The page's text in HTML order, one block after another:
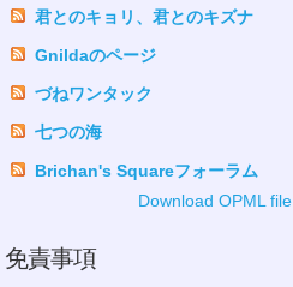
君とのキョリ、君とのキズナ
Gnildaのページ
づねワンタック
七つの海
Brichan's Squareフォーラム
Download OPML file
免責事項